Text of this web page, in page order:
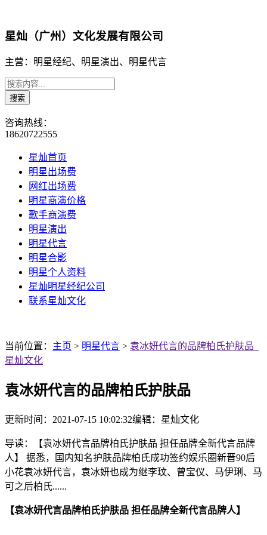
星灿（广州）文化发展有限公司
主营：明星经纪、明星演出、明星代言
咨询热线：
18620722555
星灿首页
明星出场费
网红出场费
明星商演价格
歌手商演费
明星演出
明星代言
明星合影
明星个人资料
星灿明星经纪公司
联系星灿文化
当前位置： 主页 > 明星代言 > 袁冰妍代言的品牌柏氏护肤品_
星灿文化
袁冰妍代言的品牌柏氏护肤品
更新时间：2021-07-15 10:02:32编辑：星灿文化
导读：【袁冰妍代言品牌柏氏护肤品 担任品牌全新代言品牌
人】 据悉，国内知名护肤品牌柏氏成功签约娱乐圈新晋90后
小花袁冰妍代言，袁冰妍也成为继李玟、曾宝仪、马伊琍、马
可之后柏氏......
【袁冰妍代言品牌柏氏护肤品 担任品牌全新代言品牌人】